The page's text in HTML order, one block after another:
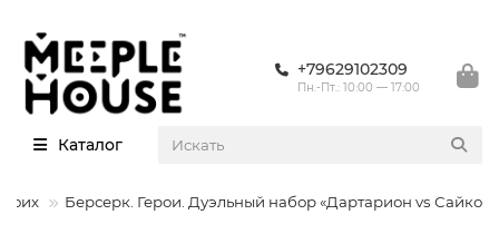
+79629102309
Пн.-Пт.: 10:00 — 17:00
Каталог
Берсерк. Герои. Дуэльный набор «Дартарион vs